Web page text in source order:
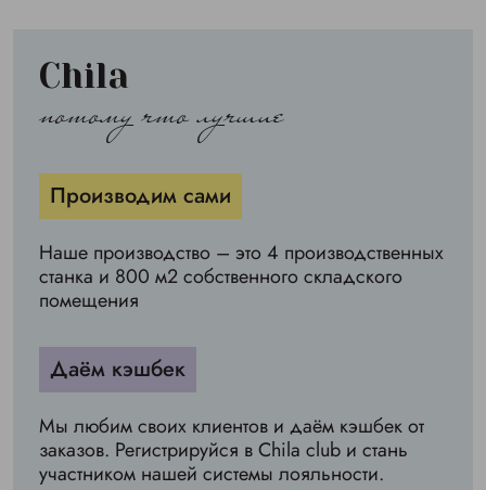
Chila
потому что лучшие
Производим сами
Наше производство – это 4 производственных
станка и 800 м2 собственного складского
помещения
Даём кэшбек
Мы любим своих клиентов и даём кэшбек от
заказов. Регистрируйся в Chila club и стань
участником нашей системы лояльности.